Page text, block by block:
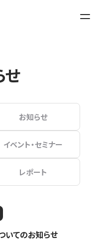
せ
お知らせ
イベント・セミナー
レポート
いてのお知らせ